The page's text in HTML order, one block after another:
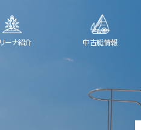
ーナ紹介 中古艇情報